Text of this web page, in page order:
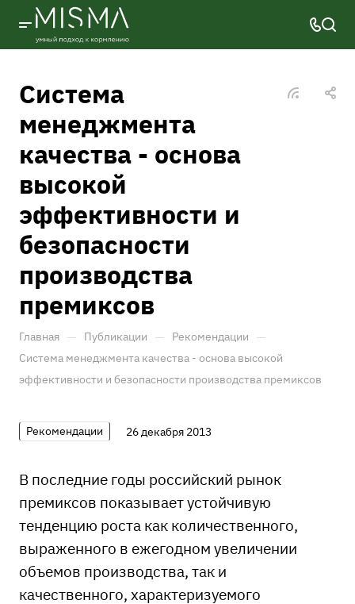
Система
менеджмента
качества - основа
высокой
эффективности и
безопасности
производства
премиксов
Главная — Публикации — Рекомендации —
Система менеджмента качества - основа высокой
эффективности и безопасности производства премиксов
Рекомендации 26 декабря 2013
В последние годы российский рынок
премиксов показывает устойчивую
тенденцию роста как количественного,
выраженного в ежегодном увеличении
объемов производства, так и
качественного, характеризуемого